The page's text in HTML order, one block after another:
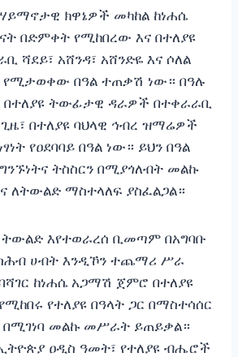
ሃይማኖታዊ ክዋኔዎች መካከል ከነሐሴ
በድምቀት የሚከበረው እና በተለያዩ
ሻደይ፣ አሸንዳ፣ አሸንድዬ እና ሶለል
በዓል ተጠቃሽ ነው። በዓሉ
በተለያዩ ትውፊታዊ ዳራዎች በተቀራራቢ
በተለያዩ ባህላዊ ኅብረ ዝማሬዎች
የዐደባባይ በዓል ነው። ይህን በዓል
ትስስርን በሚያጎለብት መልኩ
ለትውልድ ማስተላለፍ ያስፈልጋል።
ትውልድ እየተወራረሰ ቢመጣም በአግባቡ
ሀብት እንዲኾን ተጨማሪ ሥራ
ከነሐሴ አጋማሽ ጀምሮ በተለያዩ
የተለያዩ በዓላት ጋር በማስተሳሰር
መልኩ መሥራት ይጠይቃል።
ዐዲስ ዓመት፣ የተለያዩ ብሔሮች